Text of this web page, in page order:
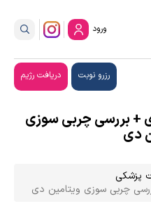
ورود
رزرو نوبت دریافت رژیم
+ بررسی چربی سوزی
دی
پزشکی
چربی سوزی ویتامین دی